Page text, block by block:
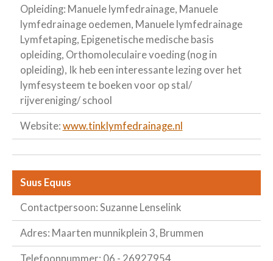
Opleiding: Manuele lymfedrainage, Manuele
lymfedrainage oedemen, Manuele lymfedrainage
Lymfetaping, Epigenetische medische basis
opleiding, Orthomoleculaire voeding (nog in
opleiding), Ik heb een interessante lezing over het
lymfesysteem te boeken voor op stal/
rijvereniging/ school
Website: www.tinklymfedrainage.nl
Suus Equus
Contactpersoon: Suzanne Lenselink
Adres: Maarten munnikplein 3, Brummen